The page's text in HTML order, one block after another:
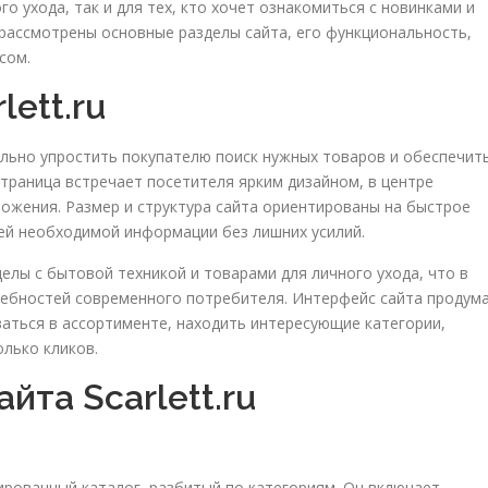
ухода, так и для тех, кто хочет ознакомиться с новинками и
основные разделы сайта, его функциональность,
упростить покупателю поиск нужных товаров и
встречает посетителя ярким дизайном, в центре
Размер и структура сайта ориентированы на быстрое
необходимой информации без лишних усилий.
с бытовой техникой и товарами для личного ухода, что в
современного потребителя. Интерфейс сайта
в ассортименте, находить интересующие категории,
кликов.
Scarlett.ru